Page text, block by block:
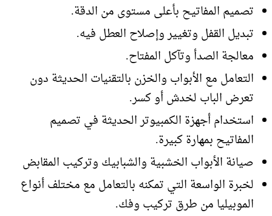
تصميم المفاتيح بأعلى مستوى من الدقة.
تبديل القفل وتغيير وإصلاح العطل فيه.
معالجة الصدأ وتآكل المفتاح.
التعامل مع الأبواب والخزن بالتقنيات الحديثة دون
تعرض الباب لخدش أو كسر.
استخدام أجهزة الكمبيوتر الحديثة في تصميم
المفاتيح بمهارة كبيرة.
صيانة الأبواب الخشبية والشبابيك وتركيب المقابض
لخبرة الواسعة التي تمكنه بالتعامل مع مختلف أنواع
الموبيليا من طرق تركيب وفك.